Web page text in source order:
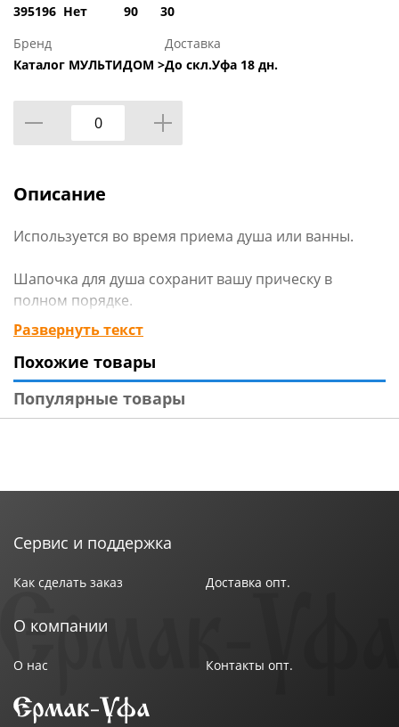
395196 Нет
90
30
Бренд
Каталог МУЛЬТИДОМ >
Доставка
До скл.Уфа 18 дн.
Описание
Используется во время приема душа или ванны.
Шапочка для душа сохранит вашу прическу в
полном порядке.
Шапочка для душа имеет универсальный размер за
счет способности растягиваться. Наружный диаметр
изделия 27 см. Изготовлена из нейлона.
Развернуть текст
Похожие товары
Популярные товары
Сервис и поддержка
Как сделать заказ Доставка опт.
О компании
О нас Контакты опт.